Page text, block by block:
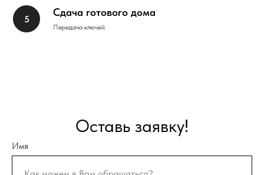
Сдача готового дома
Передача ключей.
Оставь заявку!
Имя